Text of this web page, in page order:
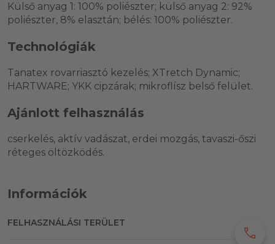
Külső anyag 1: 100% poliészter; külső anyag 2: 92%
poliészter, 8% elasztán; bélés: 100% poliészter.
Technológiák
Tanatex rovarriasztó kezelés; XTretch Dynamic;
HARTWARE; YKK cipzárak; mikroflísz belső felület.
Ajánlott felhasználás
cserkelés, aktív vadászat, erdei mozgás, tavaszi-őszi
réteges öltözködés.
Információk
FELHASZNÁLÁSI TERÜLET
call